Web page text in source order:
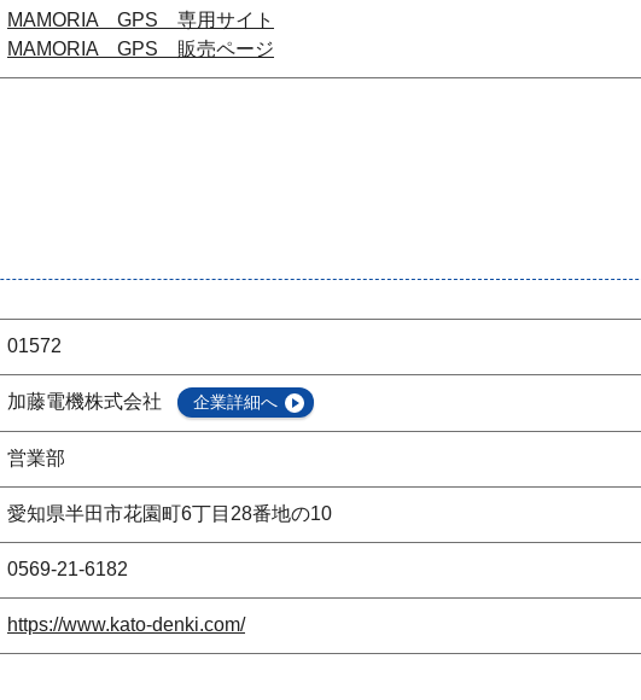
MAMORIA GPS 専用サイト
MAMORIA GPS 販売ページ
01572
加藤電機株式会社 企業詳細へ
営業部
愛知県半田市花園町6丁目28番地の10
0569-21-6182
https://www.kato-denki.com/